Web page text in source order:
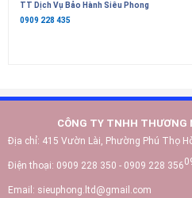
TT Dịch Vụ Bảo Hành Siêu Phong
0909 228 435
CÔNG TY TNHH THƯƠNG
Địa chỉ: 415 Vườn Lài, Phường Phú Thọ
Điện thoại: 0909 228 350 - 0909 228 356
Email: sieuphong.ltd@gmail.com